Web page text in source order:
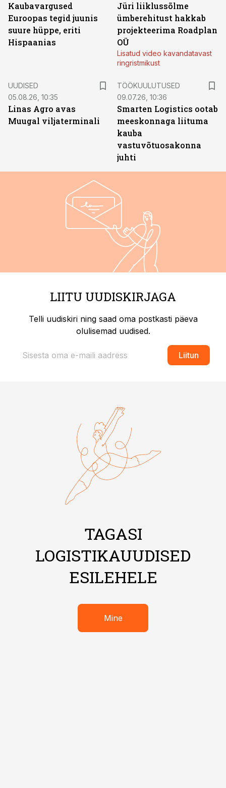
Kaubavargused
Euroopas tegid juunis
suure hüppe, eriti
Hispaanias
Jüri liiklussõlme
ümberehitust hakkab
projekteerima Roadplan
OÜ
Lisatud video kavandatavast
ringristmikust
UUDISED
05.08.26, 10:35
Linas Agro avas
Muugal viljaterminali
TÖÖKUULUTUSED
09.07.26, 10:36
Smarten Logistics ootab
meeskonnaga liituma
kauba
vastuvõtuosakonna
juhti
LIITU UUDISKIRJAGA
Telli uudiskiri ning saad oma postkasti päeva
olulisemad uudised.
Liitun
TAGASI
LOGISTIKAUUDISED
ESILEHELE
Mine